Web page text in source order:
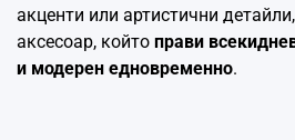
акценти или артистични
аксесоар, който прави
и модерен едновременно.